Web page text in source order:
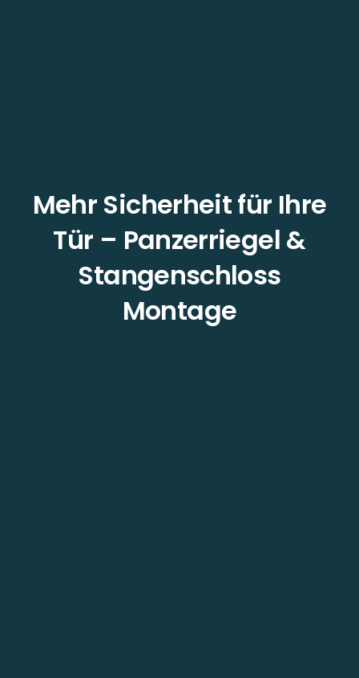
Mehr Sicherheit für Ihre
Tür – Panzerriegel &
Stangenschloss
Montage